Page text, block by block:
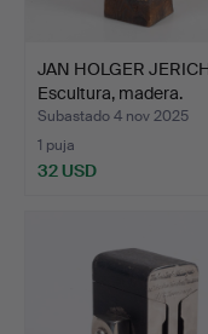
JAN HOLGER
Escultura, madera.
Subastado 4 nov 2025
1 puja
32 USD